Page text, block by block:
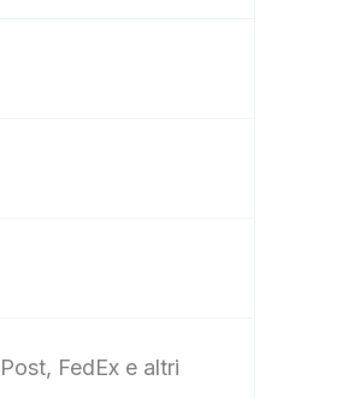
FedEx e altri